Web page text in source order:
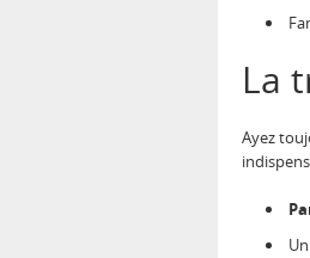
La
Ayez
Un